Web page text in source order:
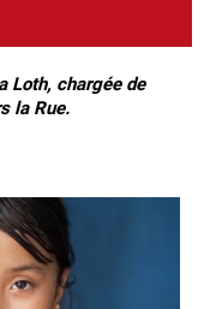
Loth, chargée de
la Rue.